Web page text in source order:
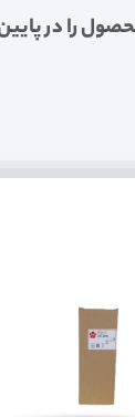
را در